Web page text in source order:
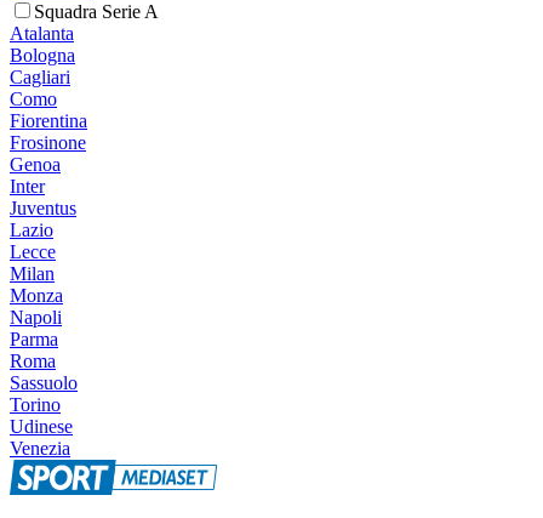
Squadra Serie A
Atalanta
Bologna
Cagliari
Como
Fiorentina
Frosinone
Genoa
Inter
Juventus
Lazio
Lecce
Milan
Monza
Napoli
Parma
Roma
Sassuolo
Torino
Udinese
Venezia